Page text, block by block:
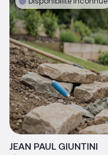
JEAN PAUL GIUNTINI